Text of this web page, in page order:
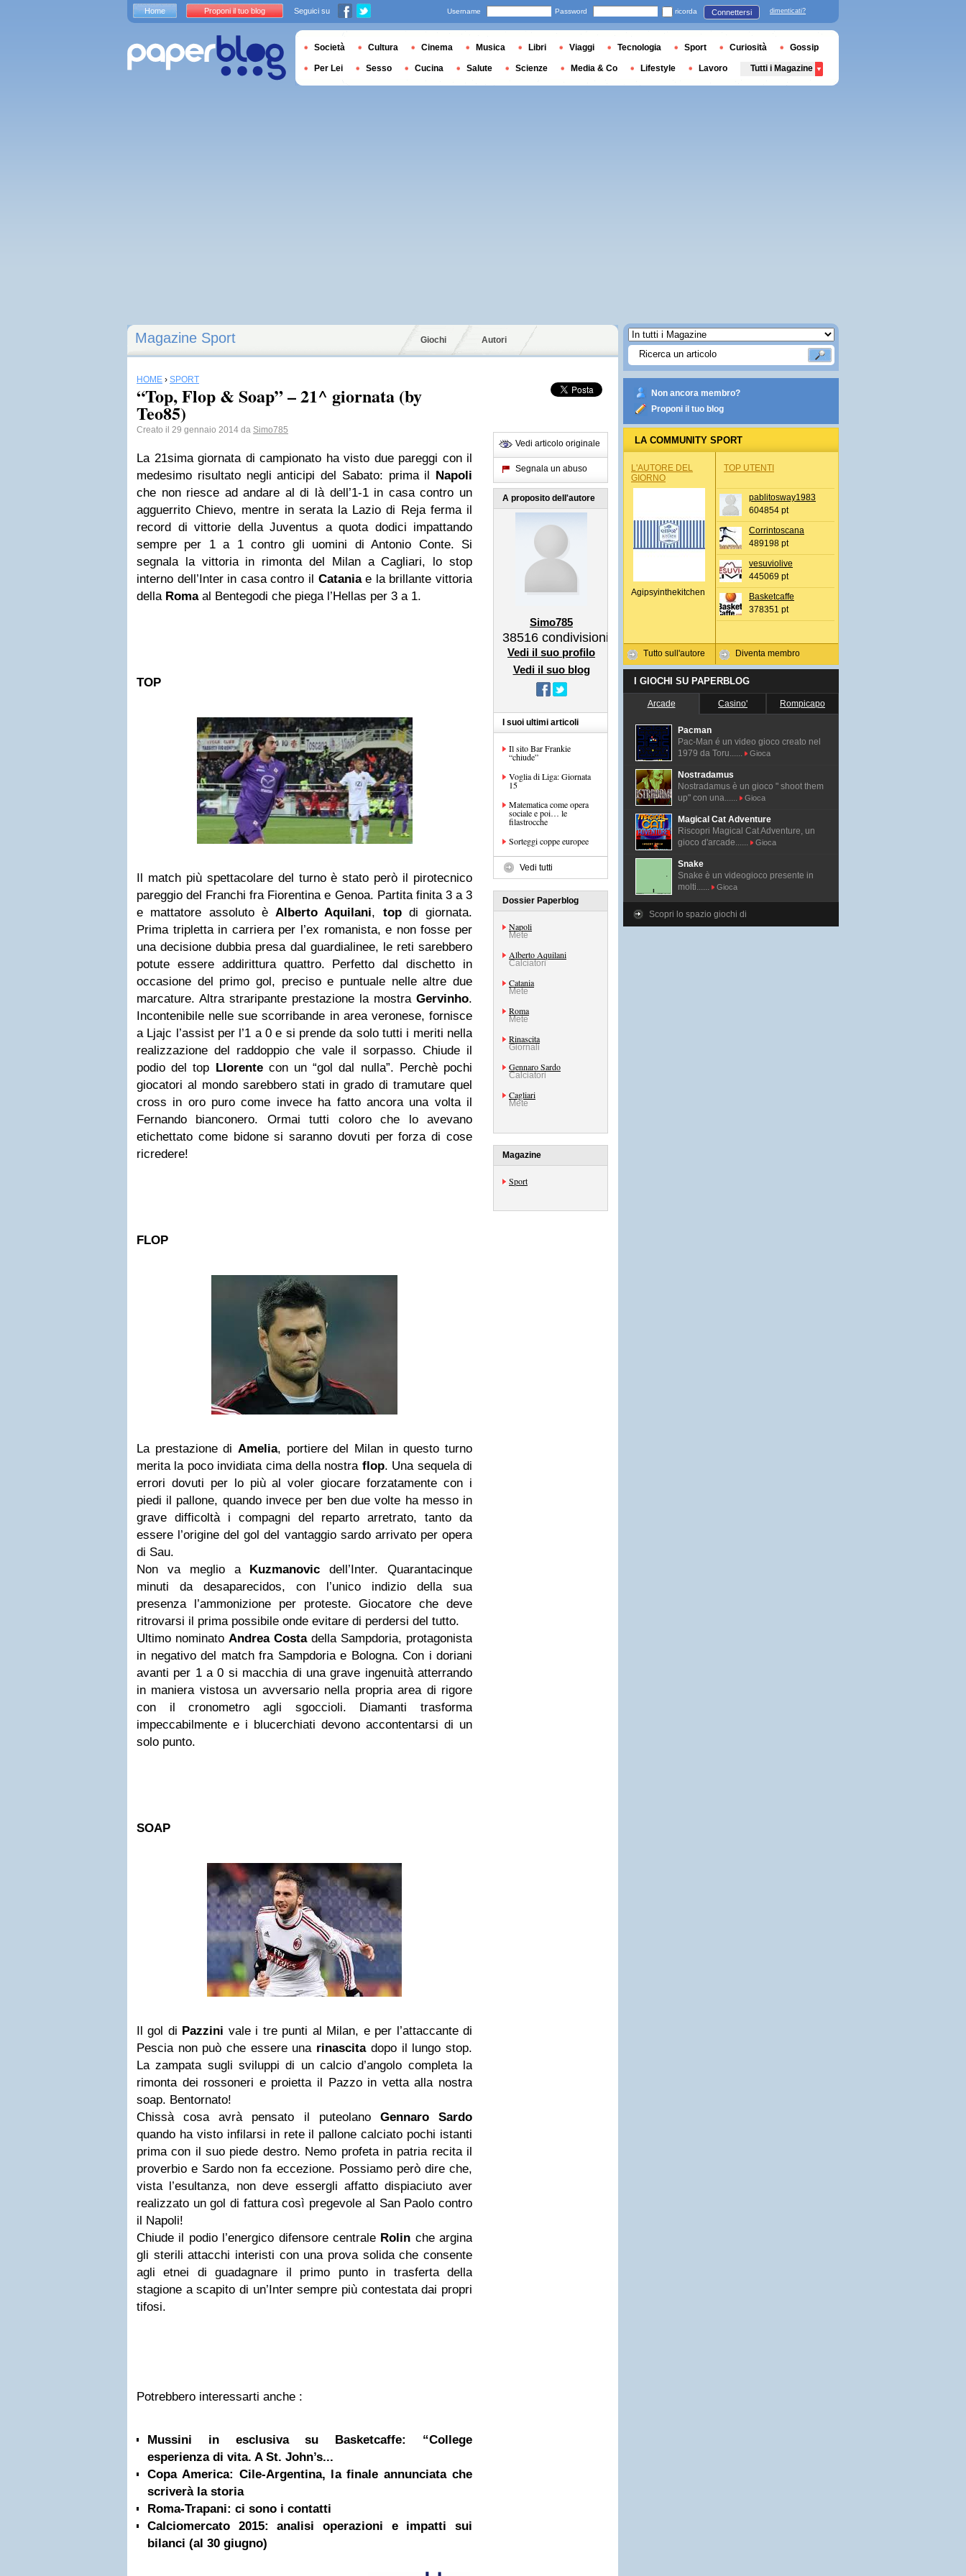
Magazine Sport Giochi Autori
HOME › SPORT
“Top, Flop & Soap” – 21^ giornata (by
Teo85)
Creato il 29 gennaio 2014 da Simo785
La 21sima giornata di campionato ha visto due pareggi con il
medesimo risultato negli anticipi del Sabato: prima il Napoli
che non riesce ad andare al di là dell’1-1 in casa contro un
agguerrito Chievo, mentre in serata la Lazio di Reja ferma il
record di vittorie della Juventus a quota dodici impattando
sempre per 1 a 1 contro gli uomini di Antonio Conte. Si
segnala la vittoria in rimonta del Milan a Cagliari, lo stop
interno dell’Inter in casa contro il Cataniae la brillante vittoria
della Romaal Bentegodi che piega l’Hellas per 3 a 1.
TOP
Il match più spettacolare del turno è stato però il pirotecnico
pareggio del Franchi fra Fiorentina e Genoa. Partita finita 3 a 3
e mattatore assoluto è Alberto Aquilani, topdi giornata.
Prima tripletta in carriera per l’ex romanista, e non fosse per
una decisione dubbia presa dal guardialinee, le reti sarebbero
potute essere addirittura quattro. Perfetto dal dischetto in
occasione del primo gol, preciso e puntuale nelle altre due
marcature. Altra straripante prestazione la mostra Gervinho.
Incontenibile nelle sue scorribande in area veronese, fornisce
a Ljajc l’assist per l’1 a 0 e si prende da solo tutti i meriti nella
realizzazione del raddoppio che vale il sorpasso. Chiude il
podio del top Llorentecon un “gol dal nulla”. Perchè pochi
giocatori al mondo sarebbero stati in grado di tramutare quel
cross in oro puro come invece ha fatto ancora una volta il
Fernando bianconero. Ormai tutti coloro che lo avevano
etichettato come bidone si saranno dovuti per forza di cose
ricredere!
FLOP
La prestazione di Amelia, portiere del Milan in questo turno
merita la poco invidiata cima della nostra flop. Una sequela di
errori dovuti per lo più al voler giocare forzatamente con i
piedi il pallone, quando invece per ben due volte ha messo in
grave difficoltà i compagni del reparto arretrato, tanto da
essere l’origine del gol del vantaggio sardo arrivato per opera
di Sau.
Non va meglio a Kuzmanovic dell’Inter. Quarantacinque
minuti da desaparecidos, con l’unico indizio della sua
presenza l’ammonizione per proteste. Giocatore che deve
ritrovarsi il prima possibile onde evitare di perdersi del tutto.
Ultimo nominato Andrea Costadella Sampdoria, protagonista
in negativo del match fra Sampdoria e Bologna. Con i doriani
avanti per 1 a 0 si macchia di una grave ingenuità atterrando
in maniera vistosa un avversario nella propria area di rigore
con il cronometro agli sgoccioli. Diamanti trasforma
impeccabilmente e i blucerchiati devono accontentarsi di un
solo punto.
SOAP
Il gol di Pazzini vale i tre punti al Milan, e per l’attaccante di
Pescia non può che essere una rinascitadopo il lungo stop.
La zampata sugli sviluppi di un calcio d’angolo completa la
rimonta dei rossoneri e proietta il Pazzo in vetta alla nostra
soap. Bentornato!
Chissà cosa avrà pensato il puteolano Gennaro Sardo
quando ha visto infilarsi in rete il pallone calciato pochi istanti
prima con il suo piede destro. Nemo profeta in patria recita il
proverbio e Sardo non fa eccezione. Possiamo però dire che,
vista l’esultanza, non deve essergli affatto dispiaciuto aver
realizzato un gol di fattura così pregevole al San Paolo contro
il Napoli!
Chiude il podio l’energico difensore centrale Rolin che argina
gli sterili attacchi interisti con una prova solida che consente
agli etnei di guadagnare il primo punto in trasferta della
stagione a scapito di un’Inter sempre più contestata dai propri
tifosi.
Potrebbero interessarti anche :
Mussini in esclusiva su Basketcaffe: “College
esperienza di vita. A St. John’s...
Copa America: Cile-Argentina, la finale annunciata che
scriverà la storia
Roma-Trapani: ci sono i contatti
Calciomercato 2015: analisi operazioni e impatti sui
bilanci (al 30 giugno)
Vedi articolo originale
Segnala un abuso
A proposito dell'autore
Simo785
38516 condivisioni
Vedi il suo profilo
Vedi il suo blog
I suoi ultimi articoli
Il sito Bar Frankie
“chiude”
Voglia di Liga: Giornata
15
Matematica come opera
sociale e poi… le
filastrocche
Sorteggi coppe europee
Vedi tutti
Dossier Paperblog
Napoli
Mete
Alberto Aquilani
Calciatori
Catania
Mete
Roma
Mete
Rinascita
Giornali
Gennaro Sardo
Calciatori
Cagliari
Mete
Magazine
Sport
Non ancora membro?
Proponi il tuo blog
LA COMMUNITY SPORT
L'AUTORE DEL
GIORNO
Agipsyinthekitchen
Tutto sull'autore
TOP UTENTI
pablitosway1983
604854 pt
Corrintoscana
489198 pt
vesuviolive
445069 pt
Basketcaffe
378351 pt
Diventa membro
I GIOCHI SU PAPERBLOG
Arcade Casino' Rompicapo
Pacman
Pac-Man é un video gioco creato nel
1979 da Toru......
Gioca
Nostradamus
Nostradamus è un gioco " shoot them
up" con una......
Gioca
Magical Cat Adventure
Riscopri Magical Cat Adventure, un
gioco d'arcade......
Gioca
Snake
Snake è un videogioco presente in
molti......
Gioca
Scopri lo spazio giochi di
Home Proponi il tuo blog Seguici su Username Password ricorda Connettersi dimenticati?
Società Cultura Cinema Musica Libri Viaggi Tecnologia Sport Curiosità Gossip
Per Lei Sesso Cucina Salute Scienze Media & Co Lifestyle Lavoro Tutti i Magazine